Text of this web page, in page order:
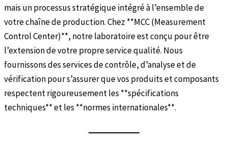
mais un processus stratégique intégré à l’ensemble de
votre chaîne de production. Chez **MCC (Measurement
Control Center)**, notre laboratoire est conçu pour être
l’extension de votre propre service qualité. Nous
fournissons des services de contrôle, d’analyse et de
vérification pour s’assurer que vos produits et composants
respectent rigoureusement les **spécifications
techniques** et les **normes internationales**.